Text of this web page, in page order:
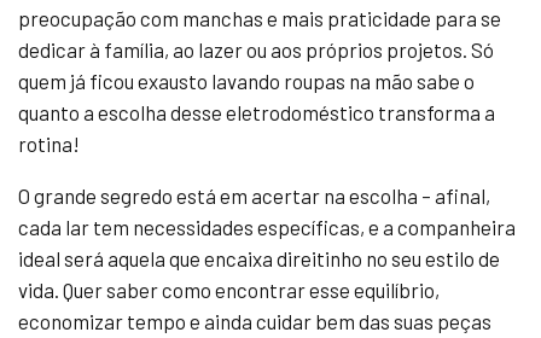
preocupação com manchas e mais praticidade para se
dedicar à família, ao lazer ou aos próprios projetos. Só
quem já ficou exausto lavando roupas na mão sabe o
quanto a escolha desse eletrodoméstico transforma a
rotina!
O grande segredo está em acertar na escolha – afinal,
cada lar tem necessidades específicas, e a companheira
ideal será aquela que encaixa direitinho no seu estilo de
vida. Quer saber como encontrar esse equilíbrio,
economizar tempo e ainda cuidar bem das suas peças